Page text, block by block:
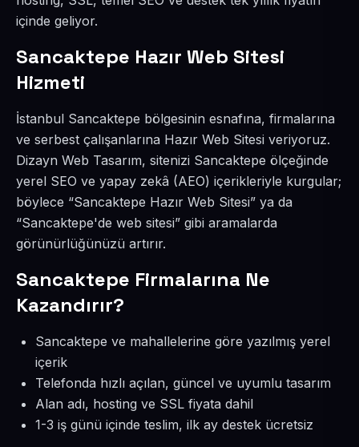
içinde geliyor.
Sancaktepe Hazır Web Sitesi
Hizmeti
İstanbul Sancaktepe bölgesinin esnafına, firmalarına
ve serbest çalışanlarına Hazır Web Sitesi veriyoruz.
Dizayn Web Tasarım, sitenizi Sancaktepe ölçeğinde
yerel SEO ve yapay zekâ (AEO) içerikleriyle kurgular;
böylece “Sancaktepe Hazır Web Sitesi” ya da
“Sancaktepe'de web sitesi” gibi aramalarda
görünürlüğünüzü artırır.
Sancaktepe Firmalarına Ne
Kazandırır?
Sancaktepe ve mahallelerine göre yazılmış yerel
içerik
Telefonda hızlı açılan, güncel ve uyumlu tasarım
Alan adı, hosting ve SSL fiyata dahil
1-3 iş günü içinde teslim, ilk ay destek ücretsiz